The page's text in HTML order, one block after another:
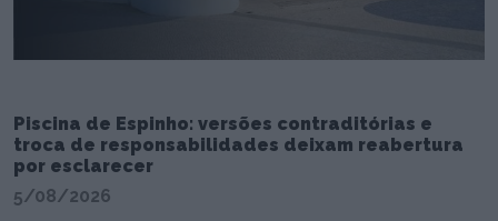
Piscina de Espinho: versões contraditórias e
troca de responsabilidades deixam reabertura
por esclarecer
5/08/2026